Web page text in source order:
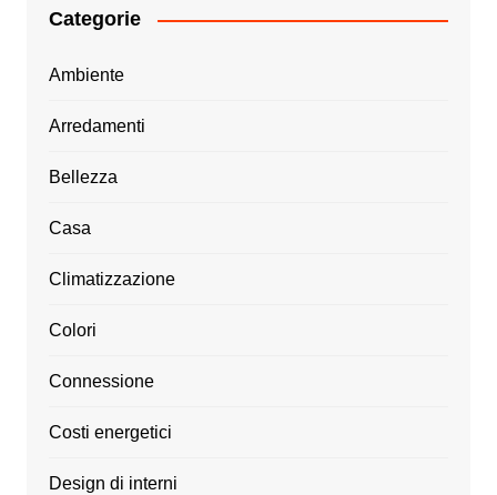
Categorie
Ambiente
Arredamenti
Bellezza
Casa
Climatizzazione
Colori
Connessione
Costi energetici
Design di interni